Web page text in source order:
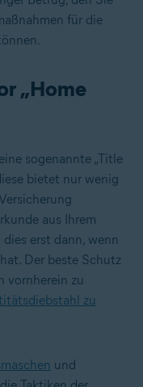
für die
„Home
sogenannte „Title
bietet nur wenig
aus Ihrem
erst dann, wenn
Der beste Schutz
vornherein zu
zu
und